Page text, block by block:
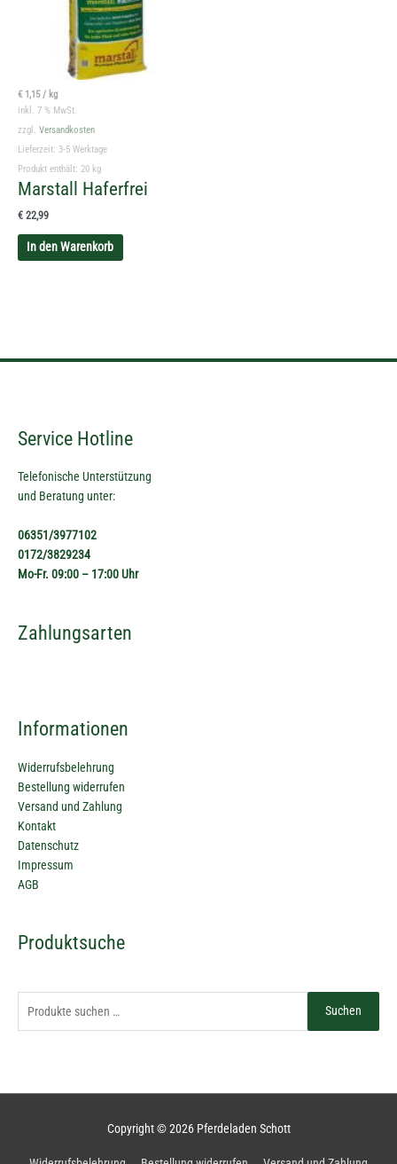
€ 1,15/ kg
inkl. 7 % MwSt.
zzgl. Versandkosten
Lieferzeit: 3-5 Werktage
Produkt enthält: 20 kg
Marstall Haferfrei
€ 22,99
In den Warenkorb
Service Hotline
Telefonische Unterstützung
und Beratung unter:
06351/3977102
0172/3829234
Mo-Fr. 09:00 – 17:00 Uhr
Zahlungsarten
Informationen
Widerrufsbelehrung
Bestellung widerrufen
Versand und Zahlung
Kontakt
Datenschutz
Impressum
AGB
Produktsuche
Suchen
Suchen
Copyright © 2026 Pferdeladen Schott